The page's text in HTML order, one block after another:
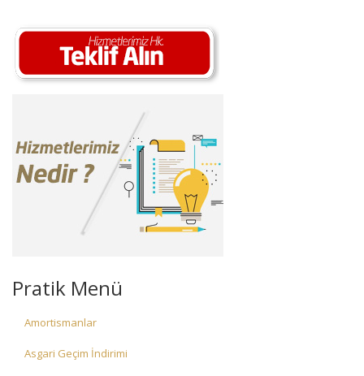
Pratik Menü
Amortismanlar
Asgari Geçim İndirimi